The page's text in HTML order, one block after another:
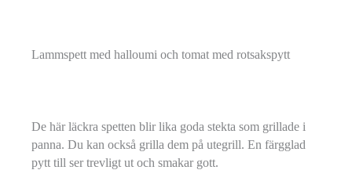
Lammspett med halloumi och tomat med rotsakspytt
De här läckra spetten blir lika goda stekta som grillade i
panna. Du kan också grilla dem på utegrill. En färgglad
pytt till ser trevligt ut och smakar gott.